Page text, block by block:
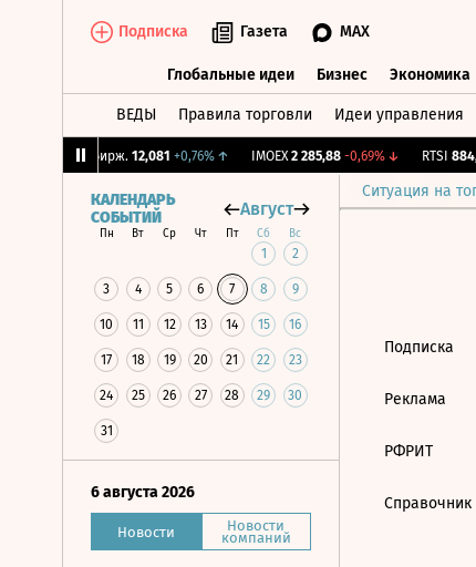
Подписка Газета MAX
Глобальные идеи Бизнес Экономика
ВЕДЫ Правила торговли Идеи управления
CNY Бирж. 12,081 +0,76%↑ IMOEX 2 285,88 -0,69%↓ RTSI
Ситуация на
КАЛЕНДАРЬ
СОБЫТИЙ
Август
Пн Вт Ср Чт Пт Сб Вс
1 2
3 4 5 6 7 8 9
10 11 12 13 14 15 16
17 18 19 20 21 22 23
24 25 26 27 28 29 30
31
6 августа 2026
Новости Новости
компаний
Подписка
Реклама
РФРИТ
Справочник